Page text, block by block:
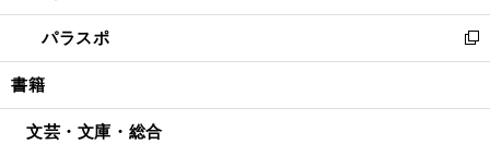
ウ
で
開
ン
ド
ウ
開
ウ
ィ
ン
ウ
し
い
ウ
ン
パラスポ
新
し
ウ
書籍
文芸・文庫・総合